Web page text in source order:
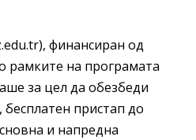
финансиран од
рамките на програмата
за цел да обезбеди
пристап до
и напредна